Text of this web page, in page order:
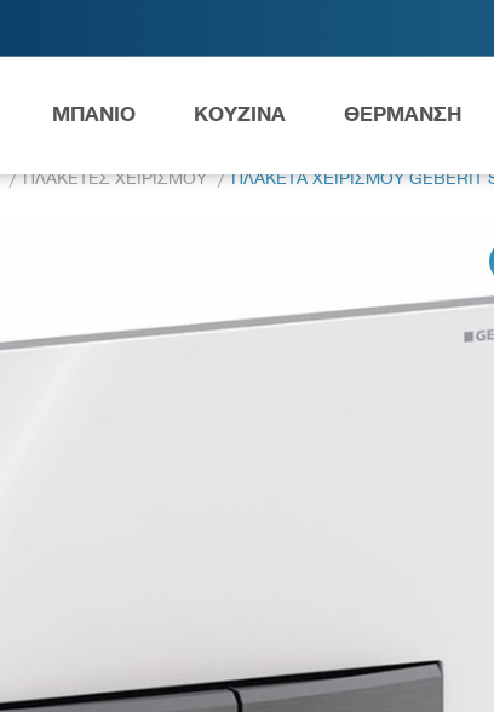
ΜΠΑΝΙΟ ΚΟΥΖΙΝΑ ΘΕΡΜΑΝΣΗ
ΠΛΑΚΕΤΕΣ ΧΕΙΡΙΣΜΟΥ ΠΛΑΚΕΤΑ ΧΕΙΡΙΣΜΟΥ GEBERIT